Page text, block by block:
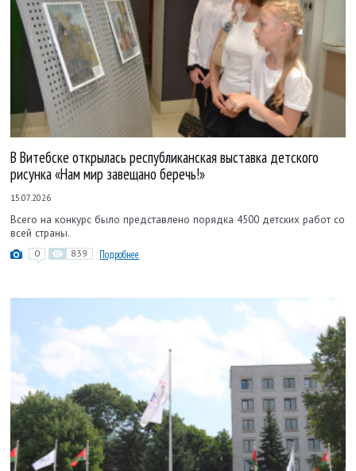
В Витебске открылась республиканская выставка детского
рисунка «Нам мир завещано беречь!»
15.07.2026
Всего на конкурс было представлено порядка 4500 детских работ со
всей страны.
0 839 Подробнее